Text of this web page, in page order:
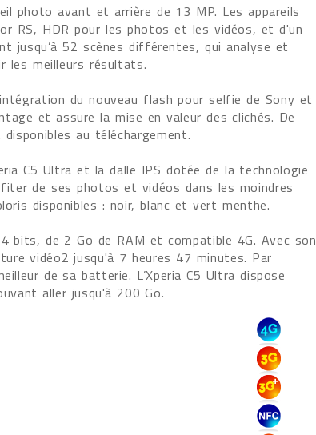
photo avant et arrière de 13 MP. Les appareils
RS, HDR pour les photos et les vidéos, et d'un
jusqu’à 52 scènes différentes, qui analyse et
les meilleurs résultats.
du nouveau flash pour selfie de Sony et
et assure la mise en valeur des clichés. De
au téléchargement.
C5 Ultra et la dalle IPS dotée de la technologie
de ses photos et vidéos dans les moindres
disponibles : noir, blanc et vert menthe.
bits, de 2 Go de RAM et compatible 4G. Avec son
vidéo2 jusqu'à 7 heures 47 minutes. Par
de sa batterie. L’Xperia C5 Ultra dispose
aller jusqu'à 200 Go.